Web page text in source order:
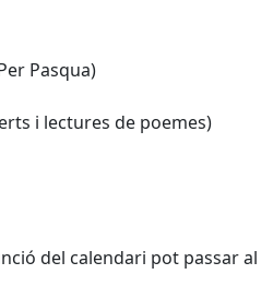
Pasqua)
i lectures de poemes)
del calendari pot passar al